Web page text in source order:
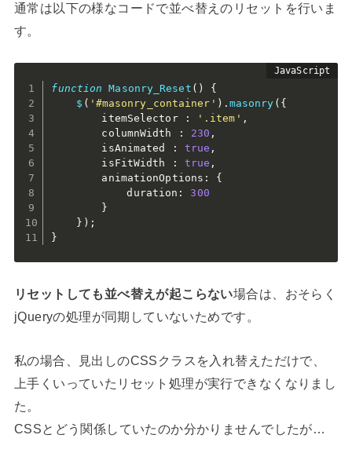
通常は以下の様なコードで並べ替えのリセットを行いま
す。
function Masonry_Reset ( )
{
$ ( '#masonry_container' ) . masonry ( {
		itemSelector
: '.item' ,
		columnWidth
: 230 ,
		isAnimated
: true ,
		isFitWidth
: true ,
		animationOptions
:
{
			duration
:
300
}
} ) ;
}
リセットしても並べ替えが起こらない場合は、おそらく
jQueryの処理が同期していないためです。
私の場合、見出しのCSSクラスを入れ替えただけで、
上手くいっていたリセット処理が実行できなくなりまし
た。
CSSとどう関係していたのか分かりませんでしたが…